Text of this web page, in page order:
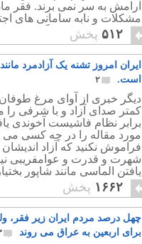
آرامش به سر نمی برند. فقر
مشکلات و نابه سامانی های
را به سوی اعتیاد و لگردی می
مهم است ابواافضل و
است! مردم برای رژیم که
۵۱۲ پخش
ایران امروز تشنه یک آزادمرد مانند
است.
۲
دیگر خبری از آوای مرغ
کمتر صدای آزاد و با شرفی را
برابر نظام فاشیست آخوندی
مورد مقاله را در چه کسی می
فراموش نکنید که آزاد اندیشان
شهرت و قدرت و عوامفریبی
یافتن الماسی مانند شاپور
ساده نیست و چه بسا به مس
موسوی و یا حتی به فاضلابی
خمینی!
۱۶۶۲ پخش
برای اربعین به عراق می روند